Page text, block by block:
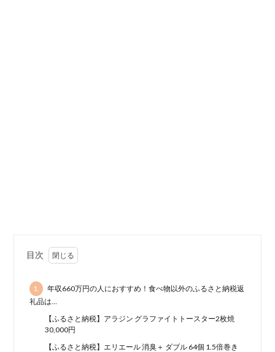
目次
1.
年収660万円の人におすすめ！食べ物以外のふるさと納税返
礼品は…
【ふるさと納税】アラジン グラファイトトースター2枚焼
30,000円
【ふるさと納税】エリエール 消臭＋ ダブル 64個 1.5倍巻き